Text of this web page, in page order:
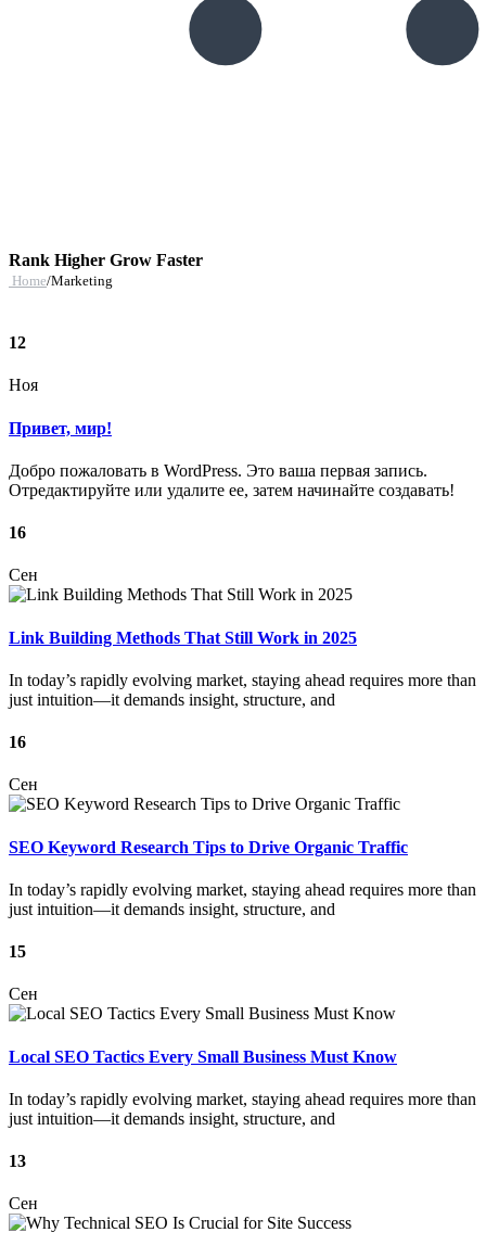
Rank Higher Grow Faster
Home/Marketing
12
Ноя
Привет, мир!
Добро пожаловать в WordPress. Это ваша первая запись.
Отредактируйте или удалите ее, затем начинайте создавать!
16
Сен
Link Building Methods That Still Work in 2025
In today’s rapidly evolving market, staying ahead requires more than
just intuition—it demands insight, structure, and
16
Сен
SEO Keyword Research Tips to Drive Organic Traffic
In today’s rapidly evolving market, staying ahead requires more than
just intuition—it demands insight, structure, and
15
Сен
Local SEO Tactics Every Small Business Must Know
In today’s rapidly evolving market, staying ahead requires more than
just intuition—it demands insight, structure, and
13
Сен